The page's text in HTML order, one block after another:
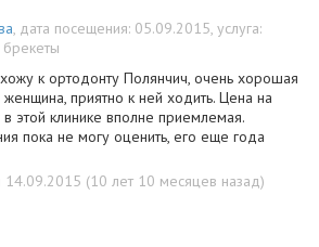
, дата посещения: 05.09.2015, услуга:
к ортодонту Полянчич, очень хорошая
женщина, приятно к ней ходить. Цена на
в этой клинике вполне приемлемая.
пока не могу оценить, его еще года
14.09.2015 (10 лет 10 месяцев назад)